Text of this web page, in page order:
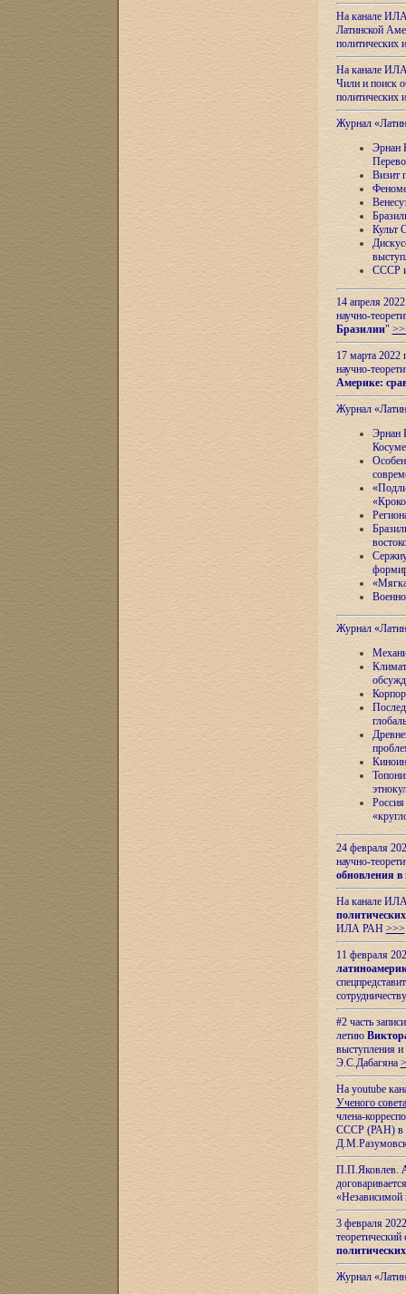
На канале
Латинской
На канале
Чили и поиск
Журнал
Эрнан
Визит
Культ
СССР и
14 апреля
научно-
Бразилии"
17 марта 2022
научно-
Америке:
Журнал
Эрнан
Журнал
24 февраля
научно-
обновления в
На канале
ИЛА РАН >>>
11 февраля
#2 часть
летию
выступления
Э.С.Дабагяна
На youtube
Ученого
члена-
СССР (РАН) в
П.П.Яковлев.
«Независимой
3 февраля
теоретический
Журнал